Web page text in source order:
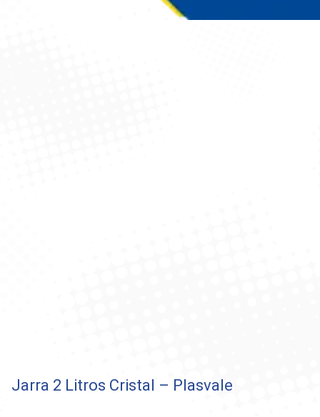
Jarra 2 Litros Cristal – Plasvale